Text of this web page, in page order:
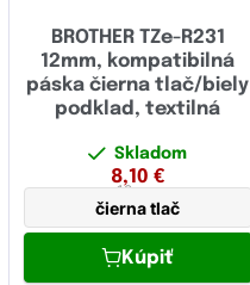
BROTHER TZe-R231
12mm, kompatibilná
páska čierna tlač/biely
podklad, textilná
Skladom
8,10 €
12 mm
čierna tlač
Kúpiť